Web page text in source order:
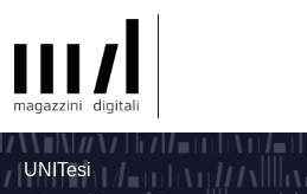
UNITesi